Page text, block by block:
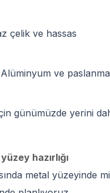
çelik ve hassas
ve
günümüzde yerini
hazırlığı
metal yüzeyinde